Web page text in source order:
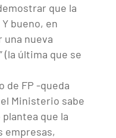
que la
bueno, en
nueva
(la última que se
de FP -queda
Ministerio sabe
que la
empresas,